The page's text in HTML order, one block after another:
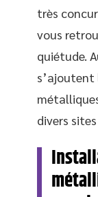
très
vous
quiétude.
s’ajoutent
divers